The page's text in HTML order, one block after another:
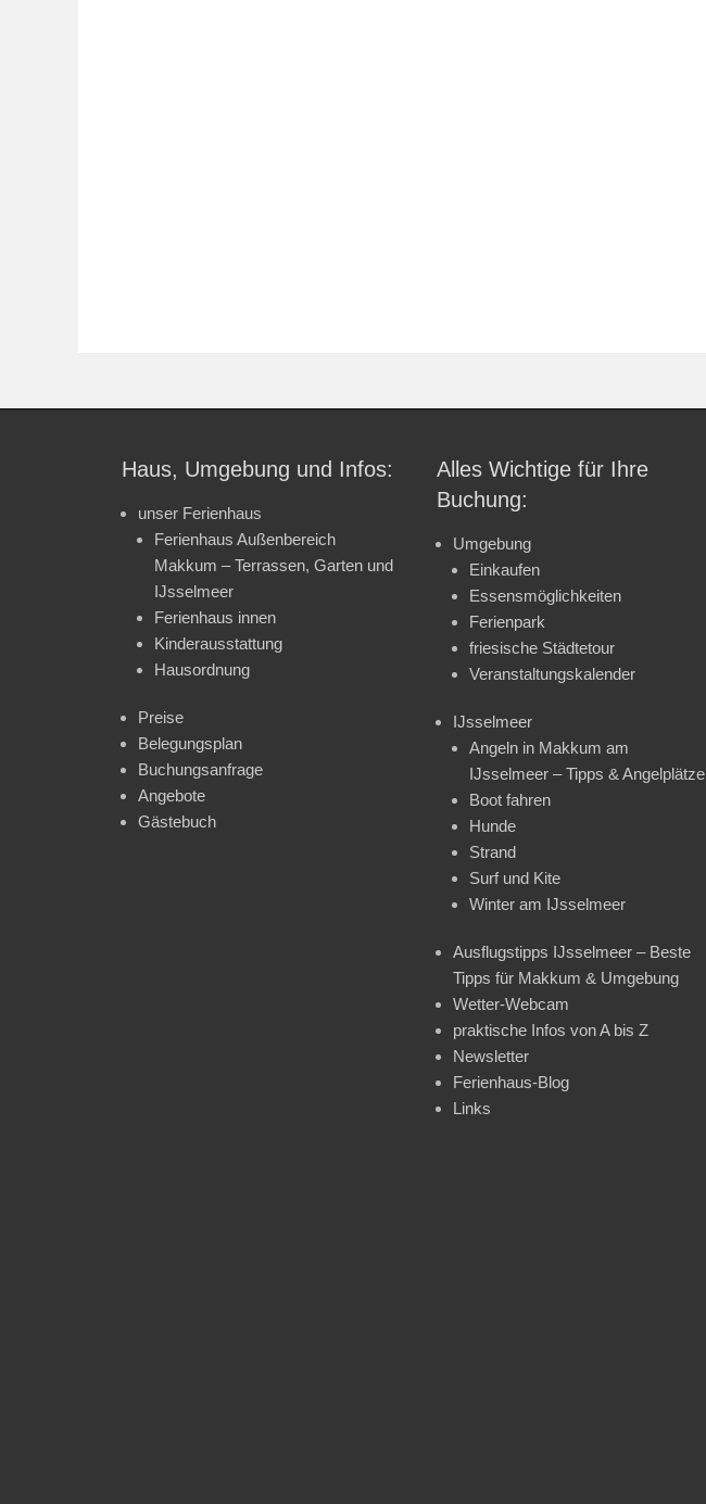
Haus, Umgebung und Infos:
unser Ferienhaus
Ferienhaus Außenbereich
Makkum – Terrassen, Garten und
IJsselmeer
Ferienhaus innen
Kinderausstattung
Hausordnung
Preise
Belegungsplan
Buchungsanfrage
Angebote
Gästebuch
Alles Wichtige für Ihre
Buchung:
Umgebung
Einkaufen
Essensmöglichkeiten
Ferienpark
friesische Städtetour
Veranstaltungskalender
IJsselmeer
Angeln in Makkum am
IJsselmeer – Tipps & Angelplätze
Boot fahren
Hunde
Strand
Surf und Kite
Winter am IJsselmeer
Ausflugstipps IJsselmeer – Beste
Tipps für Makkum & Umgebung
Wetter-Webcam
praktische Infos von A bis Z
Newsletter
Ferienhaus-Blog
Links